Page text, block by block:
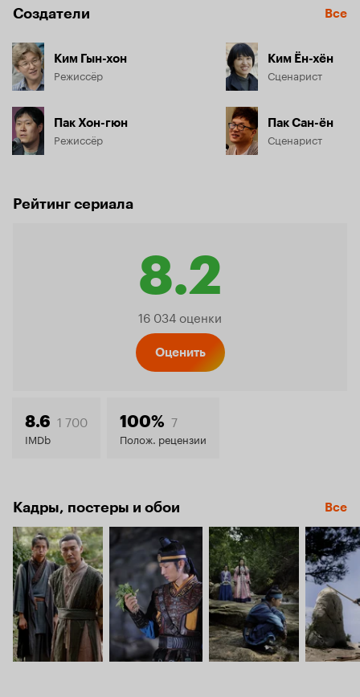
Создатели Все
Ким Гын-хон
Режиссёр
Пак Хон-гюн
Режиссёр
Ким Ён-хён
Сценарист
Пак Сан-ён
Сценарист
Рейтинг сериала
8.2
Рейтинг
8.2
16 034 оценки
Оценить
8.6 1 700
IMDb
100% 7
Полож. рецензии
Кадры, постеры и обои Все